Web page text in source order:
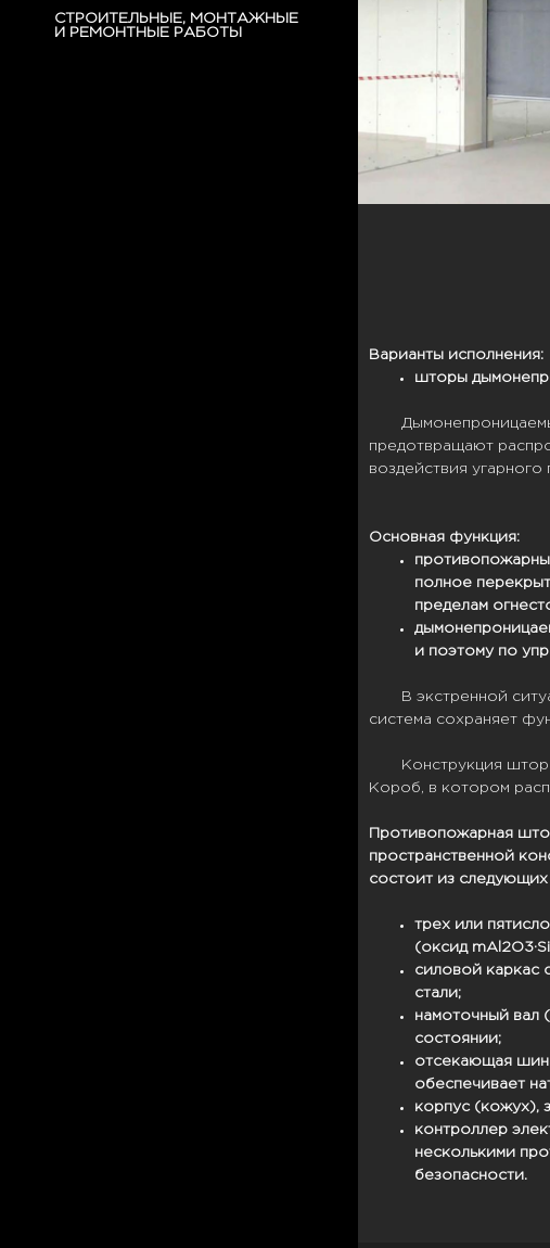
СТРОИТЕЛЬНЫЕ, МОНТАЖНЫЕ
И РЕМОНТНЫЕ РАБОТЫ
Варианты исполнения:
шторы
предотвращают
воздействия угарного
Основная функция:
полное
пределам
и поэтому по
В экстренной
система сохраняет
Конструкция штор
Короб, в котором
Противопожарная
пространственной
состоит из следующих
трех или
(оксид
силовой каркас
стали;
намоточный вал
состоянии;
отсекающая
обеспечивает
корпус (кожух),
контроллер
несколькими
безопасности.